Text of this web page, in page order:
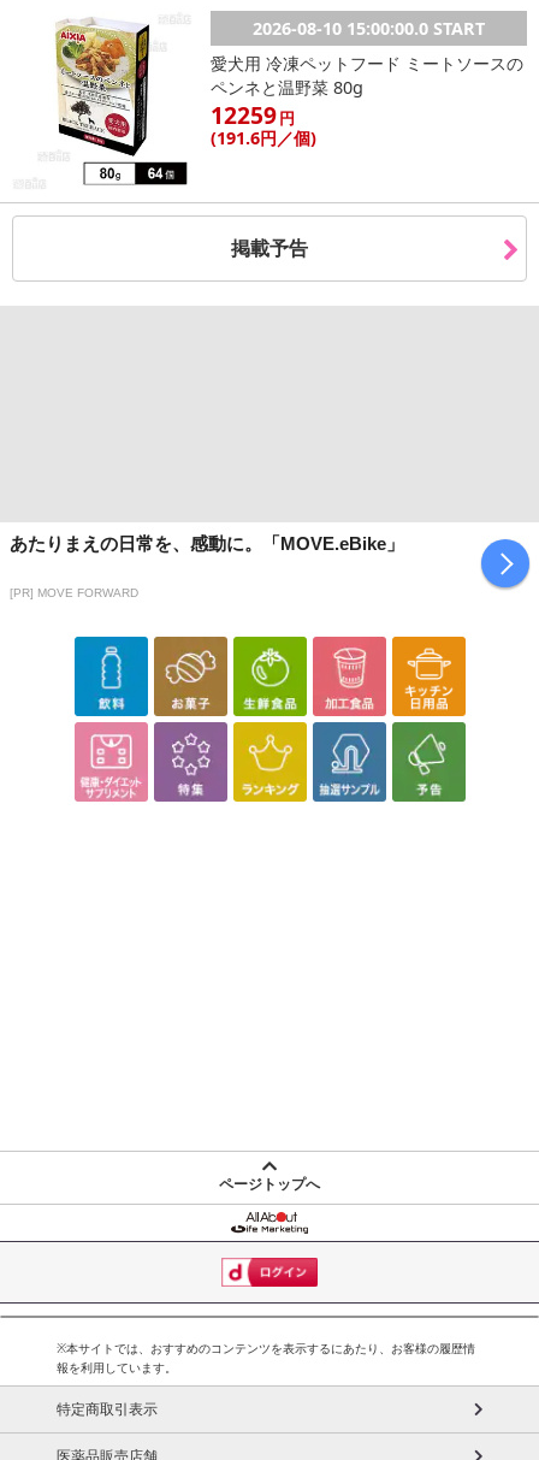
【賞味・消費期限のある商品について】
商品到着時点でのお日持ち期間は、配送日数などにより異なります
のでご了承ください。
【キャンセルについて】
※お申込み後のキャンセルはお受けできません。
記載されている内容を必ずご確認いただき、お届けする商品セット
にご納得いただきましたうえでお申し込みください。
参考の掲載画像や画像内のバーコードなど、お届け商品と多少異な
る場合がございます。
また、[新たな加工食品の原料原産地表示制度]の経過措置期間の終
イントがご利用いただけます。
【発送・お届け・商品について】
※お客様のご都合でお受取りいただけない場合、商品の再発送や返
金はいたしかねます。
また、お届け日時のご指定は、お受けできません。宅配業者からの
不在票にてご対応ください。
※発送予定日は前後する場合がございます。また商品によって発送
日が異なります。
発送日カレンダー
休業日
2026-08-10 15:00:00.0 START
愛犬用 冷凍ペットフード ミートソースの
ペンネと温野菜 80g
12259円
(191.6円 ／個)
掲載予告
あたりまえの日常を、感動に。「MOVE.eBike」
[PR] MOVE FORWARD
ページトップへ
※本サイトでは、おすすめのコンテンツを表示するにあたり、お客様の履歴情
報を利用しています。
特定商取引表示
医薬品販売店舗